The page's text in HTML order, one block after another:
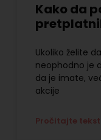
Kako da
Ukoliko želite
neophodno je
da je imate,
akcije
Pročitajte tekst